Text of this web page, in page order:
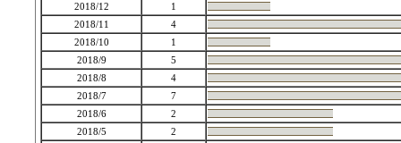
2018/12
1
2018/11
4
2018/10
1
2018/9
5
2018/8
4
2018/7
7
2018/6
2
2018/5
2